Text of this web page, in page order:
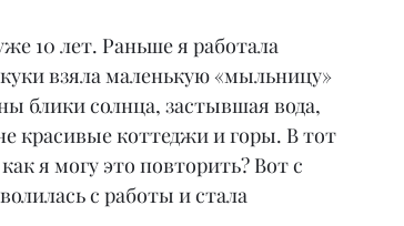
10 лет. Раньше я работала
взяла маленькую «мыльницу»
блики солнца, застывшая вода,
красивые коттеджи и горы. В тот
я могу это повторить? Вот с
с работы и стала